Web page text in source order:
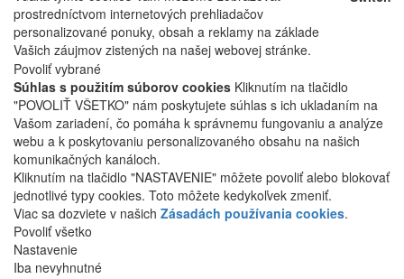
prostredníctvom internetových prehliadačov
personalizované ponuky, obsah a reklamy na základe
Vašich záujmov zistených na našej webovej stránke.
Povoliť vybrané
Súhlas s použitím súborov cookies Kliknutím na tlačidlo
"POVOLIŤ VŠETKO" nám poskytujete súhlas s ich ukladaním na
Vašom zariadení, čo pomáha k správnemu fungovaniu a analýze
webu a k poskytovaniu personalizovaného obsahu na našich
komunikačných kanáloch.
Kliknutím na tlačidlo "NASTAVENIE" môžete povoliť alebo blokovať
jednotlivé typy cookies. Toto môžete kedykoľvek zmeniť.
Viac sa dozviete v našich Zásadách používania cookies.
Povoliť všetko
Nastavenie
Iba nevyhnutné